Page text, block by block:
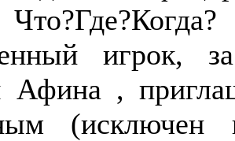
игрок,
Афина ,
(исключен